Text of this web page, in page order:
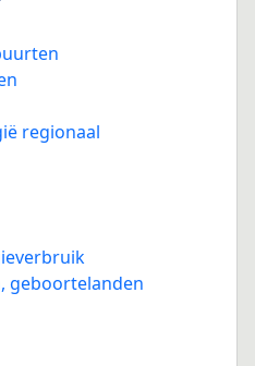
regionaal
geboortelanden